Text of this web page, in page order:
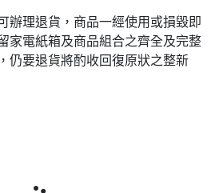
辦理退貨，商品一經使用或損毀即
家電紙箱及商品組合之齊全及完整
仍要退貨將酌收回復原狀之整新